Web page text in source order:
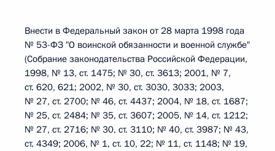
Внести в Федеральный закон от 28 марта 1998 года
№ 53-ФЗ "О воинской обязанности и военной службе"
(Собрание законодательства Российской Федерации,
1998, № 13, ст. 1475; № 30, ст. 3613; 2001, № 7,
ст. 620, 621; 2002, № 30, ст. 3030, 3033; 2003,
№ 27, ст. 2700; № 46, ст. 4437; 2004, № 18, ст. 1687;
№ 25, ст. 2484; № 35, ст. 3607; 2005, № 14, ст. 1212;
№ 27, ст. 2716; № 30, ст. 3110; № 40, ст. 3987; № 43,
ст. 4349; 2006, № 1, ст. 10, 22; № 11, ст. 1148; № 19,